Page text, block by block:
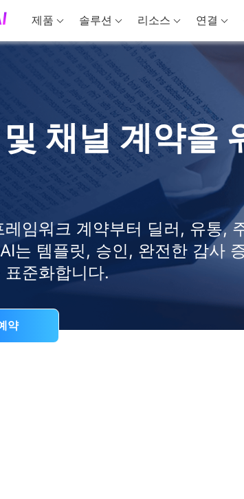
제품 솔루션 리소스 연결
채널 계약을
레임워크 계약부터 딜러, 유통,
는 템플릿, 승인, 완전한 감사
표준화합니다.
약